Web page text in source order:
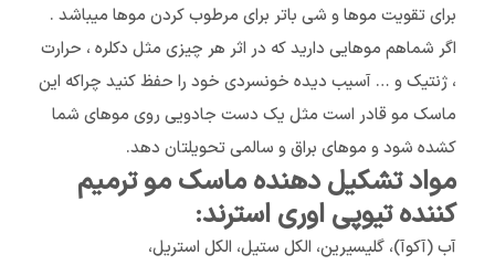
برای تقویت موها و شی باتر برای مرطوب کردن موها میباشد .
اگر شماهم موهایی دارید که در اثر هر چیزی مثل دکلره ، حرارت
، ژنتیک و … آسیب دیده خونسردی خود را حفظ کنید چراکه این
ماسک مو قادر است مثل یک دست جادویی روی موهای شما
کشده شود و موهای براق و سالمی تحویلتان دهد.
مواد تشکیل دهنده ماسک مو ترمیم
کننده تیوپی اوری استرند:
آب (آکوآ)، گلیسیرین، الکل ستیل، الکل استریل،